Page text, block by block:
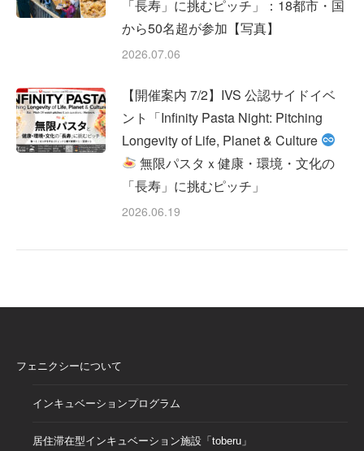
「長寿」に挑むピッチ」：18都市・国
から50名超が参加【写真】
2026.07.06
【開催案内 7/2】IVS 公認サイドイベ
ント「Infinity Pasta Night: Pitching
Longevity of Life, Planet & Culture
無限パスタｘ健康・環境・文化の
「長寿」に挑むピッチ」
2026.06.19
フェニクシーについて
インキュベーションプログラム
居住滞在型インキュベーション施設「toberu」